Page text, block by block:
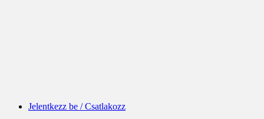
Jelentkezz be / Csatlakozz